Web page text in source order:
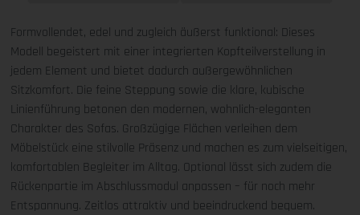
Formvollendet, edel und zugleich äußerst funktional: Dieses
Modell begeistert mit einer integrierten Kopfteilverstellung in
jedem Element und bietet dadurch außergewöhnlichen
Sitzkomfort. Die feine Steppung sowie die klare, kubische
Linienführung betonen den modernen, wohnlich-eleganten
Charakter des Sofas. Großzügige Flächen verleihen dem
Möbelstück eine stilvolle Präsenz und machen es zum vielseitigen,
komfortablen Begleiter im Alltag. Optional lässt sich zudem die
Rückenpartie im Abschlussmodul anpassen – für noch mehr
Entspannung. Zeitlos attraktiv und beeindruckend bequem.